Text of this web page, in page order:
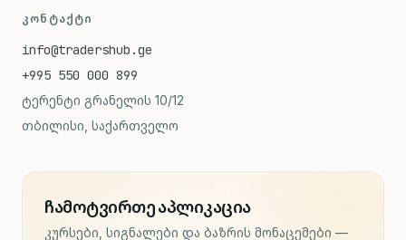
ᲙᲝᲜᲢᲐᲥᲢᲘ
info@tradershub.ge
+995 550 000 899
ტერენტი გრანელის 10/12
თბილისი, საქართველო
ჩამოტვირთე აპლიკაცია
კურსები, სიგნალები და ბაზრის მონაცემები —